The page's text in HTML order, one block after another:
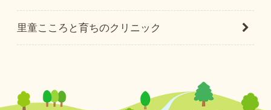
里童こころと育ちのクリニック